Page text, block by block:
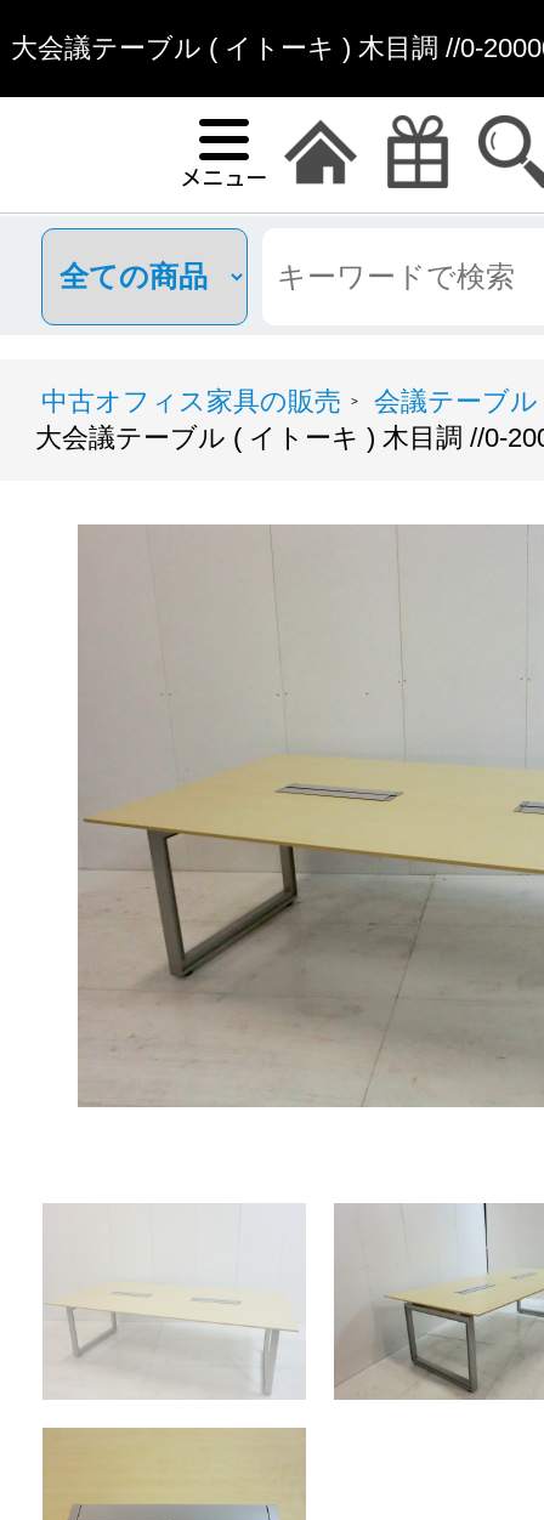
大会議テーブル ( イトーキ ) 木目調 //0-
通販
中古オフィス家具の販売 >
会議テーブル
大会議テーブル ( イトーキ ) 木目調 //0-